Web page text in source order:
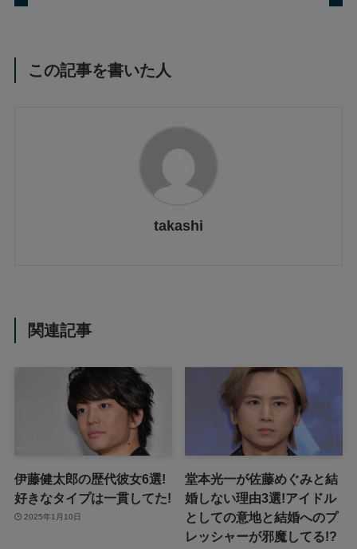
この記事を書いた人
takashi
関連記事
伊藤健太郎の歴代彼女6選!
好きなタイプは一貫してた!
2025年1月10日
堂本光一が佐藤めぐみと結
婚しない理由3選!アイドル
としての意地と結婚へのプ
レッシャーが邪魔してる!?